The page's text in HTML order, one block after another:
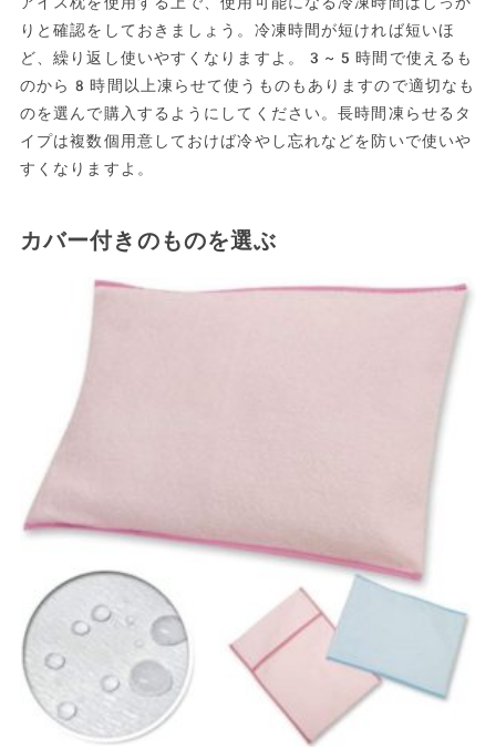
りと確認をしておきましょう。冷凍時間が短ければ短いほ
ど、繰り返し使いやすくなりますよ。3~5時間で使えるも
のから8時間以上凍らせて使うものもありますので適切なも
のを選んで購入するようにしてください。長時間凍らせるタ
イプは複数個用意しておけば冷やし忘れなどを防いで使いや
すくなりますよ。
カバー付きのものを選ぶ